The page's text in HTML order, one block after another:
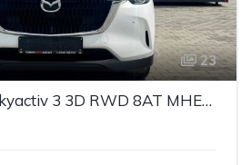
23
Mazda CX 60 E Skyactiv 3 3D RWD 8AT MHEV Exclusive Line 2023